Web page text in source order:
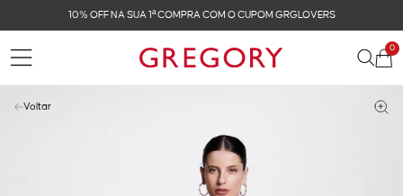
FRETE GRÁTIS NAS COMPRAS ACIMA DE R$ 899
0
Voltar